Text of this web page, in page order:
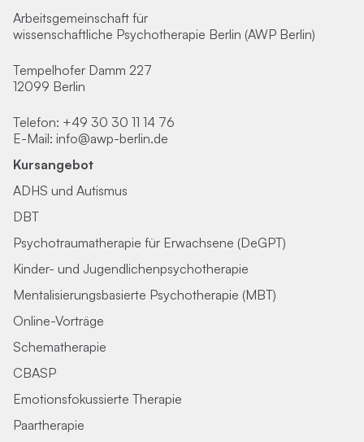
Arbeitsgemeinschaft für
wissenschaftliche Psychotherapie Berlin (AWP Berlin)
Tempelhofer Damm 227
12099 Berlin
Telefon: +49 30 30 11 14 76
E-Mail: info@awp-berlin.de
Kursangebot
ADHS und Autismus
DBT
Psychotraumatherapie für Erwachsene (DeGPT)
Kinder- und Jugendlichenpsychotherapie
Mentalisierungsbasierte Psychotherapie (MBT)
Online-Vorträge
Schematherapie
CBASP
Emotionsfokussierte Therapie
Paartherapie